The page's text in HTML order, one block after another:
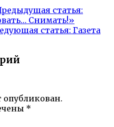
статья:
Снимать!»
статья: Газета
опубликован.
*